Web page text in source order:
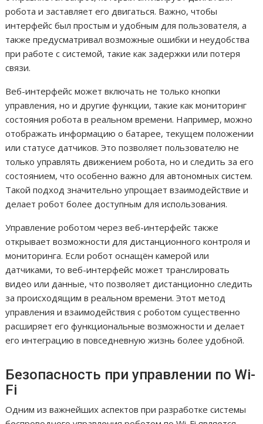
робота и заставляет его двигаться. Важно, чтобы
интерфейс был простым и удобным для пользователя, а
также предусматривал возможные ошибки и неудобства
при работе с системой, такие как задержки или потеря
связи.
Веб-интерфейс может включать не только кнопки
управления, но и другие функции, такие как мониторинг
состояния робота в реальном времени. Например, можно
отображать информацию о батарее, текущем положении
или статусе датчиков. Это позволяет пользователю не
только управлять движением робота, но и следить за его
состоянием, что особенно важно для автономных систем.
Такой подход значительно упрощает взаимодействие и
делает робот более доступным для использования.
Управление роботом через веб-интерфейс также
открывает возможности для дистанционного контроля и
мониторинга. Если робот оснащён камерой или
датчиками, то веб-интерфейс может транслировать
видео или данные, что позволяет дистанционно следить
за происходящим в реальном времени. Этот метод
управления и взаимодействия с роботом существенно
расширяет его функциональные возможности и делает
его интеграцию в повседневную жизнь более удобной.
Безопасность при управлении по Wi-
Fi
Одним из важнейших аспектов при разработке системы